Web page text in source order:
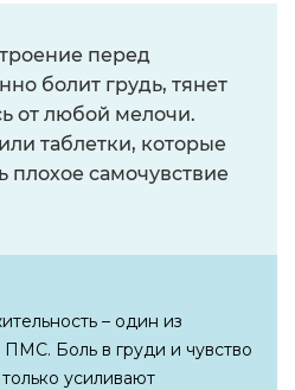
перед
болит грудь, тянет
от любой мелочи.
таблетки, которые
плохое самочувствие
– один из
Боль в груди и чувство
усиливают